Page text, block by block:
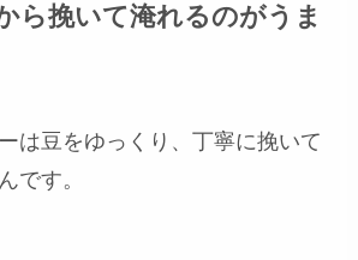
ら挽いて淹れるのがうま
は豆をゆっくり、丁寧に挽いて
んです。